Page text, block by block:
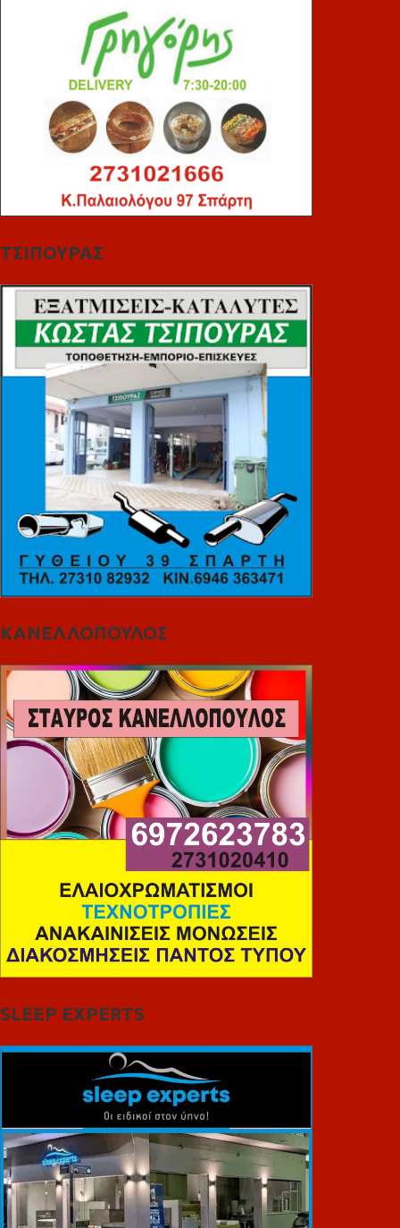
ΤΣΙΠΟΥΡΑΣ
ΚΑΝΕΛΛΟΠΟΥΛΟΣ
SLEEP EXPERTS